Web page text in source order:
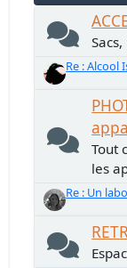
Re : Alcool
Tout
les
Re : Un